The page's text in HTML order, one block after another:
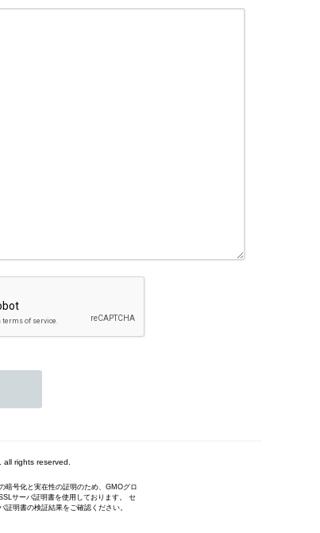
rights reserved.
暗号化と実在性の証明のため、GMOグロ
サーバ証明書を使用しております。 セ
証明書の検証結果をご確認ください。